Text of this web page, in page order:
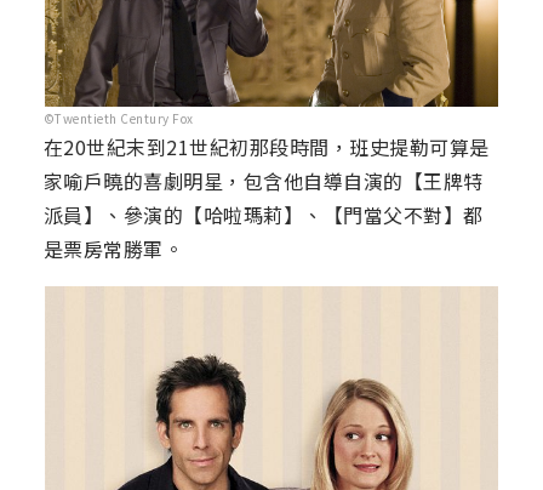
©Twentieth Century Fox
在20世紀末到21世紀初那段時間，班史提勒可算是
家喻戶曉的喜劇明星，包含他自導自演的【王牌特
派員】、參演的【哈啦瑪莉】、【門當父不對】都
是票房常勝軍。